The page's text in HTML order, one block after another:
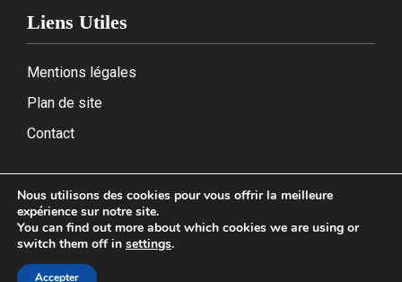
Liens Utiles
Mentions légales
Plan de site
Contact
2026
Nous utilisons des cookies pour vous offrir la meilleure
expérience sur notre site.
You can find out more about which cookies we are using or
switch them off in settings.
Accepter